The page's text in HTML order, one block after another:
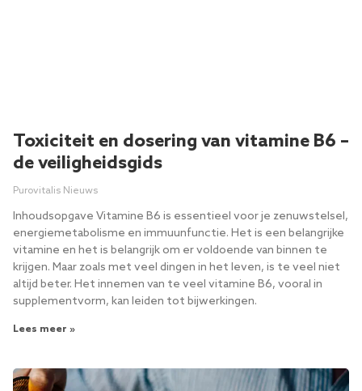
Toxiciteit en dosering van vitamine B6 –
de veiligheidsgids
Purovitalis Nieuws
Inhoudsopgave Vitamine B6 is essentieel voor je zenuwstelsel,
energiemetabolisme en immuunfunctie. Het is een belangrijke
vitamine en het is belangrijk om er voldoende van binnen te
krijgen. Maar zoals met veel dingen in het leven, is te veel niet
altijd beter. Het innemen van te veel vitamine B6, vooral in
supplementvorm, kan leiden tot bijwerkingen.
Lees meer »